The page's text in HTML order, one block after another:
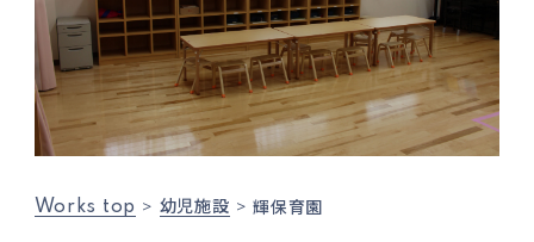
Works top 幼児施設 輝保育園